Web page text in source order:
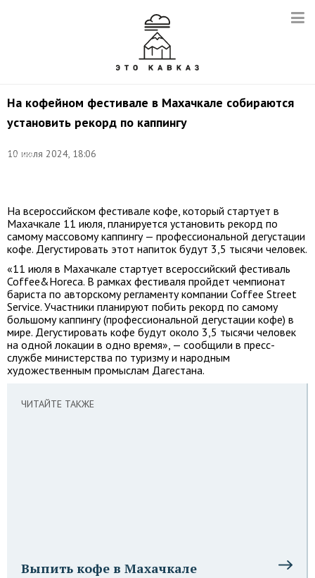
На кофейном фестивале в Махачкале собираются
установить рекорд по каппингу
10 июля 2024, 18:06
Сергей
На всероссийском фестивале кофе, который стартует в
Махачкале 11 июля, планируется установить рекорд по
самому массовому каппингу — профессиональной дегустации
кофе. Дегустировать этот напиток будут 3,5 тысячи человек.
«11 июля в Махачкале стартует всероссийский фестиваль
Coffee&Horeca. В рамках фестиваля пройдет чемпионат
бариста по авторскому регламенту компании Coffee Street
Service. Участники планируют побить рекорд по самому
большому каппингу (профессиональной дегустации кофе) в
мире. Дегустировать кофе будут около 3,5 тысячи человек
на одной локации в одно время», — сообщили в пресс-
службе министерства по туризму и народным
художественным промыслам Дагестана.
ЧИТАЙТЕ ТАКЖЕ
Выпить кофе в Махачкале